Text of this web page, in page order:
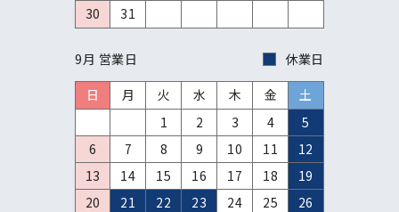
30
31
9月 営業日
休業日
日
月 火 水 木 金
土
1
2 3 4
5
6
7 8 9 10 11
12
13
14 15 16 17 18
19
20
21 22 23 24 25
26